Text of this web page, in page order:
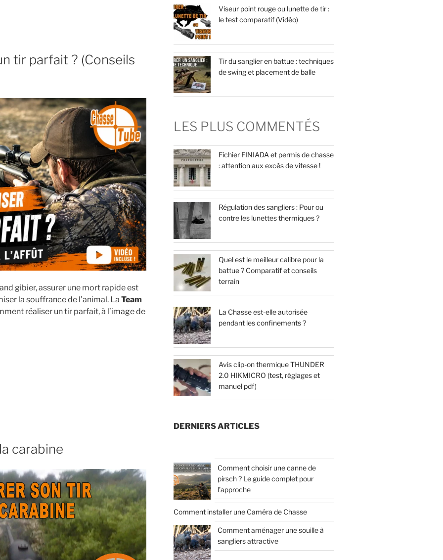
tir parfait ? (Conseils
gibier, assurer une mort rapide est
la souffrance de l’animal. La Team
réaliser un tir parfait, à l’image de
carabine
Viseur point rouge ou lunette de tir :
le test comparatif (Vidéo)
Tir du sanglier en battue : techniques
de swing et placement de balle
LES PLUS COMMENTÉS
Fichier FINIADA et permis de chasse
: attention aux excès de vitesse !
Régulation des sangliers : Pour ou
contre les lunettes thermiques ?
Quel est le meilleur calibre pour la
battue ? Comparatif et conseils
terrain
La Chasse est-elle autorisée
pendant les confinements ?
Avis clip-on thermique THUNDER
2.0 HIKMICRO (test, réglages et
manuel pdf)
DERNIERS ARTICLES
Comment choisir une canne de
pirsch ? Le guide complet pour
l’approche
Comment installer une Caméra de Chasse
Comment aménager une souille à
sangliers attractive